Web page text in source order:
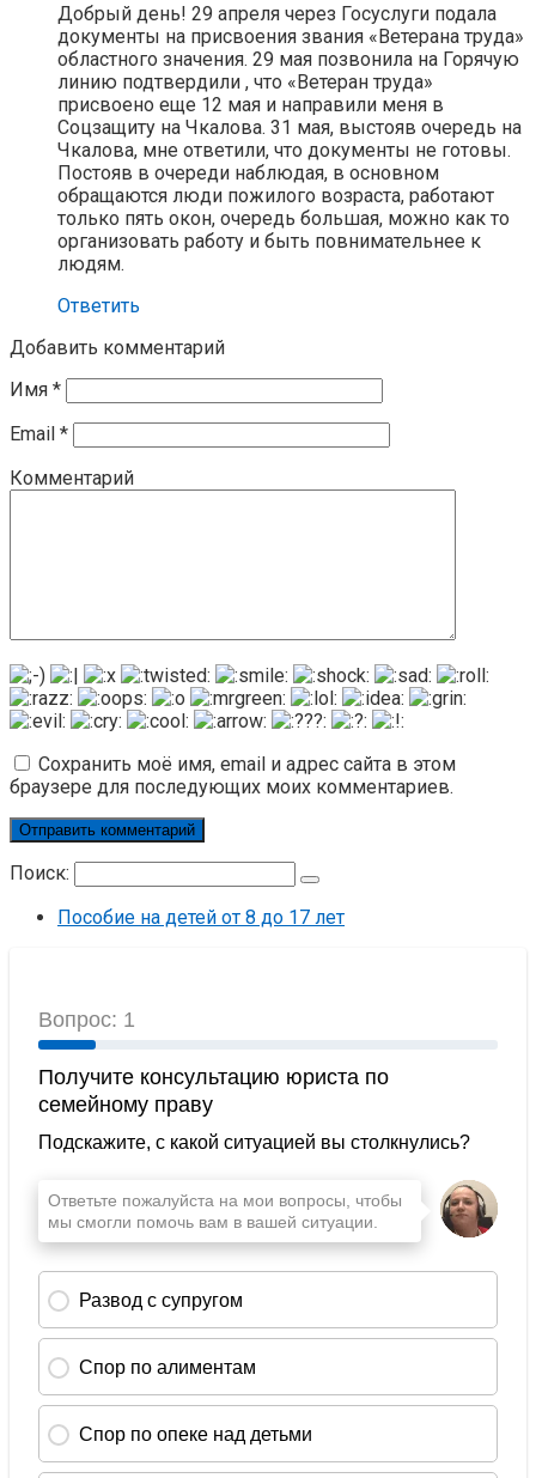
Добрый день! 29 апреля через Госуслуги подала
документы на присвоения звания «Ветерана труда»
областного значения. 29 мая позвонила на Горячую
линию подтвердили , что «Ветеран труда»
присвоено еще 12 мая и направили меня в
Соцзащиту на Чкалова. 31 мая, выстояв очередь на
Чкалова, мне ответили, что документы не готовы.
Постояв в очереди наблюдая, в основном
обращаются люди пожилого возраста, работают
только пять окон, очередь большая, можно как то
организовать работу и быть повнимательнее к
людям.
Ответить
Добавить комментарий
Имя *
Email *
Комментарий
Сохранить моё имя, email и адрес сайта в этом
браузере для последующих моих комментариев.
Поиск:
Пособие на детей от 8 до 17 лет